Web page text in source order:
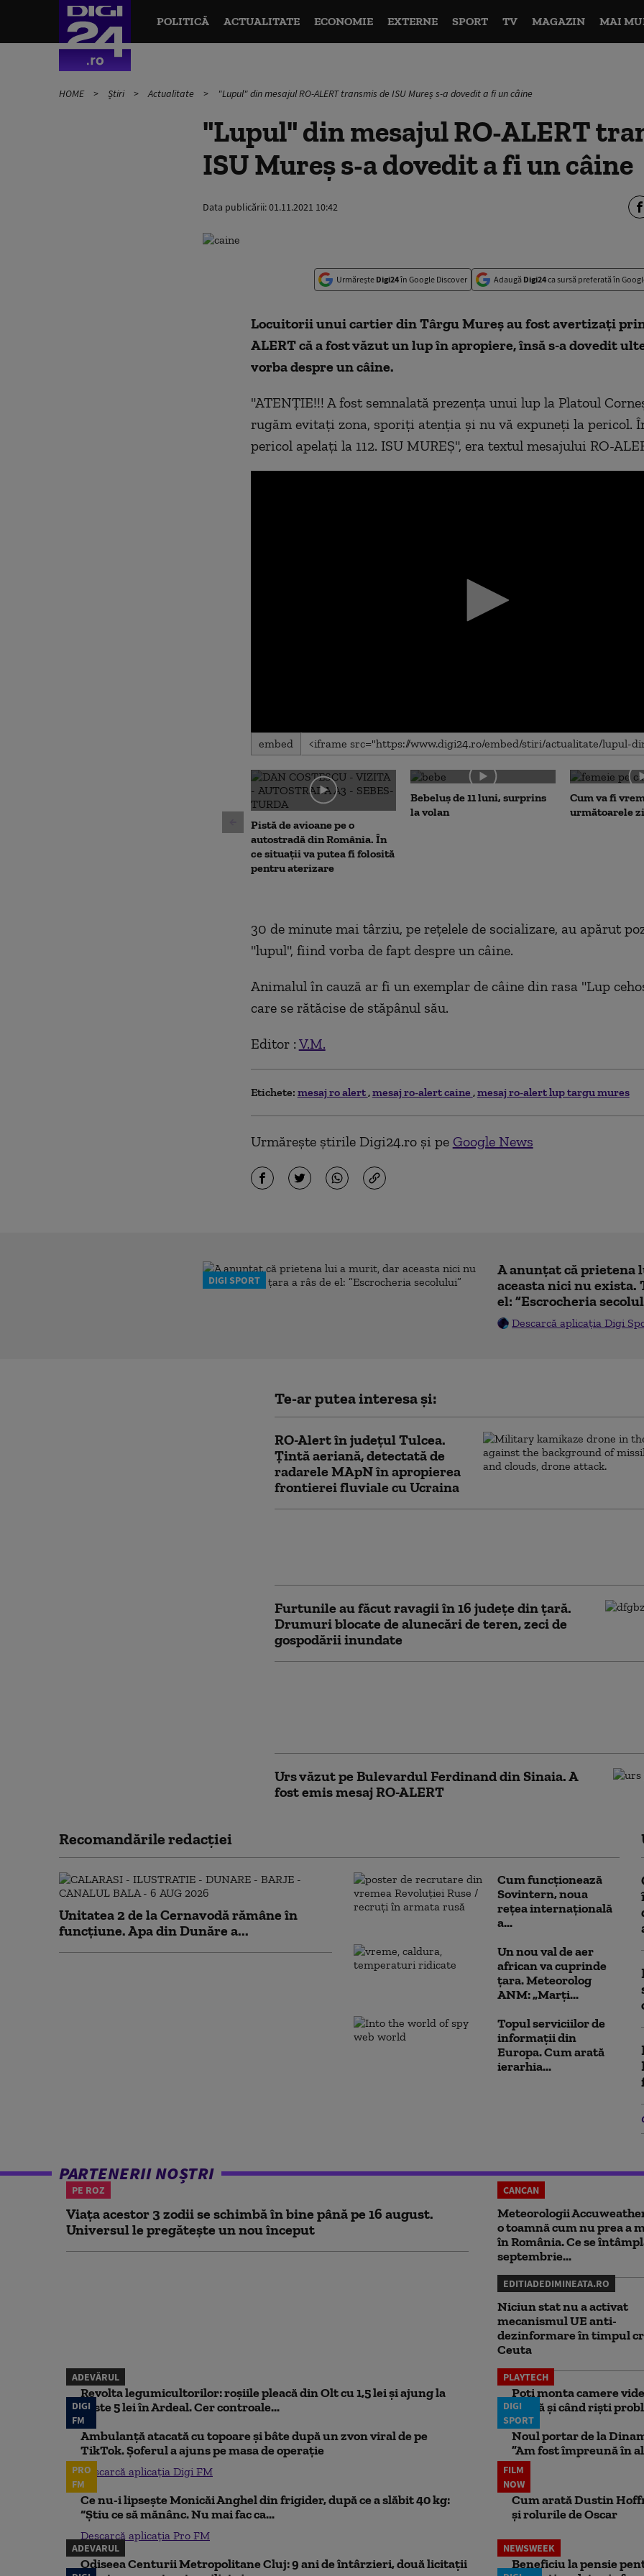
POLITICĂ ACTUALITATE ECONOMIE EXTERNE SPORT TV MAGAZIN MAI
HOME Știri Actualitate "Lupul" din mesajul RO-ALERT transmis de ISU Mureș s-a dovedit a fi un câine
"Lupul" din mesajul RO-ALERT
ISU Mureș s-a dovedit a fi un câine
Data publicării:01.11.2021 10:42
Urmărește Digi24în Google Discover Adaugă Digi24ca sursă preferată în
Locuitorii unui cartier din Târgu Mureș au fost avertizați prin
ALERT că a fost văzut un lup în apropiere, însă s-a dovedit
vorba despre un câine.
"ATENȚIE!!! A fost semnalată prezența unui lup la Platoul
rugăm evitați zona, sporiți atenția și nu vă expuneți la pericol.
pericol apelați la 112. ISU MUREȘ", era textul mesajului RO-
0
seconds
0
secondsVolume
90%
embed
Pistă de avioane pe o
autostradă din România. În
ce situații va putea fi folosită
pentru aterizare
Bebeluș de 11 luni, surprins
la volan
Cum va fi
următoarele
30 de minute mai târziu, pe rețelele de socializare, au apărut
"lupul", fiind vorba de fapt despre un câine.
Animalul în cauză ar fi un exemplar de câine din rasa "Lup
care se rătăcise de stăpânul său.
Editor : V.M.
Etichete: mesaj ro alert mesaj ro-alert caine mesaj ro-alert lup targu mures
Urmărește știrile Digi24.ro și pe Google News
DIGI SPORT
A anunțat că prietena
aceasta nici nu exista.
el: ”Escrocheria
Descarcă aplicația Digi
Te-ar putea interesa și:
RO-Alert în județul Tulcea.
Ţintă aeriană, detectată de
radarele MApN în apropierea
frontierei fluviale cu Ucraina
Furtunile au făcut ravagii în 16 județe din țară.
Drumuri blocate de alunecări de teren, zeci de
gospodării inundate
Urs văzut pe Bulevardul Ferdinand din Sinaia. A
fost emis mesaj RO-ALERT
Recomandările redacţiei
Unitatea 2 de la Cernavodă rămâne în
funcțiune. Apa din Dunăre a...
Cum funcționează
Sovintern, noua
rețea internațională
a...
Un nou val de aer
african va cuprinde
țara. Meteorolog
ANM: „Marți...
Topul serviciilor de
informații din
Europa. Cum arată
ierarhia...
PARTENERII NOȘTRI
PE ROZ
Viața acestor 3 zodii se schimbă în bine până pe 16 august.
Universul le pregătește un nou început
CANCAN
Meteorologii
o toamnă cum nu prea a
în România. Ce se
septembrie...
EDITIADEDIMINEATA.RO
Niciun stat nu a activat
mecanismul UE anti-
dezinformare în timpul
Ceuta
ADEVĂRUL
Revolta legumicultorilor: roșiile pleacă din Olt cu 1,5 lei și ajung la
peste 5 lei în Ardeal. Cer controale...
PLAYTECH
Poți monta camere
probă și când riști
DIGI
FM
Ambulanță atacată cu topoare și bâte după un zvon viral de pe
TikTok. Șoferul a ajuns pe masa de operație
Descarcă aplicația Digi FM
DIGI
SPORT
Noul portar de la
”Am fost împreună în
PRO
FM
Ce nu-i lipsește Monicăi Anghel din frigider, după ce a slăbit 40 kg:
“Știu ce să mănânc. Nu mai fac ca...
Descarcă aplicația Pro FM
FILM
NOW
Cum arată Dustin
și rolurile de Oscar
ADEVARUL
Odiseea Centurii Metropolitane Cluj: 9 ani de întârzieri, două licitații
NEWSWEEK
Beneficiu la pensie